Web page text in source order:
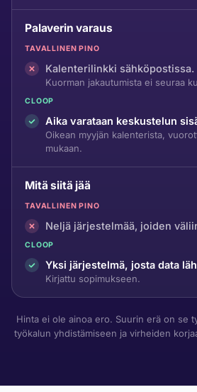
Palaverin varaus
TAVALLINEN PINO
Kalenterilinkki sähköpostissa.
Kuorman jakautumista ei seuraa
CLOOP
Aika varataan keskustelun
Oikean myyjän kalenterista,
mukaan.
Mitä siitä jää
TAVALLINEN PINO
Neljä järjestelmää, joiden
CLOOP
Yksi järjestelmä, josta data
Kirjattu sopimukseen.
Hinta ei ole ainoa ero. Suurin erä on se
työkalun yhdistämiseen ja virheiden